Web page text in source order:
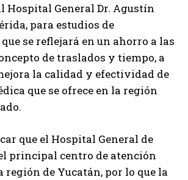
Hospital General Dr. Agustín
para estudios de
se reflejará en un ahorro a las
de traslados y tiempo, a
la calidad y efectividad de
que se ofrece en la región
que el Hospital General de
principal centro de atención
región de Yucatán, por lo que la